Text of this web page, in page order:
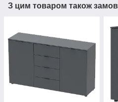
З цим товаром також